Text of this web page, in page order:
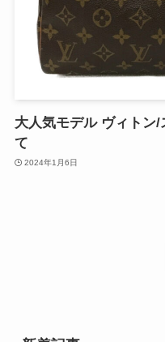
大人気モデル ヴィトン
て
2024年1月6日